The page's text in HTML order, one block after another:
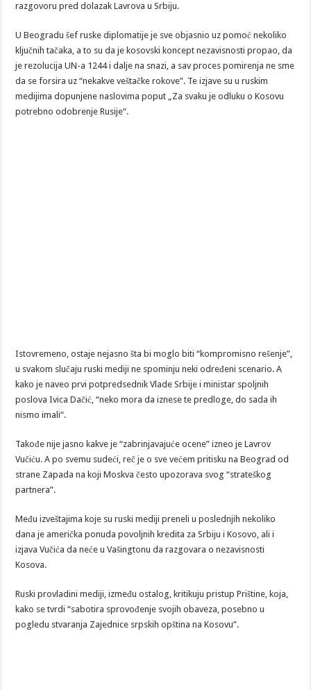
razgovoru pred dolazak Lavrova u Srbiju.
U Beogradu šef ruske diplomatije je sve objasnio uz pomoć nekoliko
ključnih tačaka, a to su da je kosovski koncept nezavisnosti propao, da
je rezolucija UN-a 1244 i dalje na snazi, a sav proces pomirenja ne sme
da se forsira uz “nekakve veštačke rokove”. Te izjave su u ruskim
medijima dopunjene naslovima poput „Za svaku je odluku o Kosovu
potrebno odobrenje Rusije“.
Istovremeno, ostaje nejasno šta bi moglo biti “kompromisno rešenje”,
u svakom slučaju ruski mediji ne spominju neki određeni scenario. A
kako je naveo prvi potpredsednik Vlade Srbije i ministar spoljnih
poslova Ivica Dačić, “neko mora da iznese te predloge, do sada ih
nismo imali“.
Takođe nije jasno kakve je “zabrinjavajuće ocene” izneo je Lavrov
Vučiću. A po svemu sudeći, reč je o sve većem pritisku na Beograd od
strane Zapada na koji Moskva često upozorava svog “strateškog
partnera”.
Među izveštajima koje su ruski mediji preneli u poslednjih nekoliko
dana je američka ponuda povoljnih kredita za Srbiju i Kosovo, ali i
izjava Vučića da neće u Vašingtonu da razgovara o nezavisnosti
Kosova.
Ruski provladini mediji, između ostalog, kritikuju pristup Prištine, koja,
kako se tvrdi “sabotira sprovođenje svojih obaveza, posebno u
pogledu stvaranja Zajednice srpskih opština na Kosovu”.